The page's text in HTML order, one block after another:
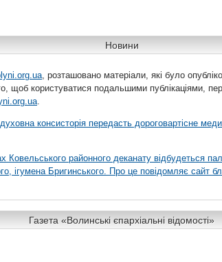
Новини
, розташовано матеріали, які було
щоб користуватися подальшими публікаціями,
.
консисторія передасть дороговартісне
Ковельського районного деканату відбудеться
ігумена Бригинського. Про це повідомляє сайт
Газета «Волинські єпархіальні відомості»